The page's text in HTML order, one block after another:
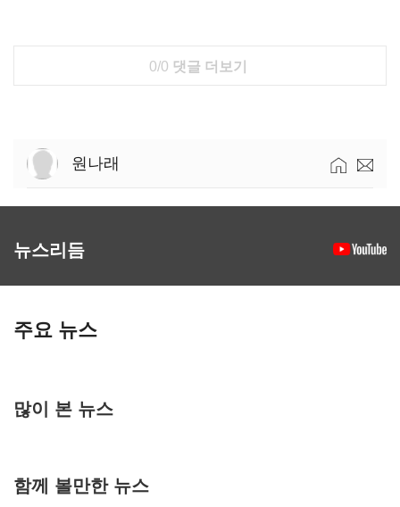
0/0 댓글 더보기
원나래
뉴스리듬
주요 뉴스
많이 본 뉴스
함께 볼만한 뉴스